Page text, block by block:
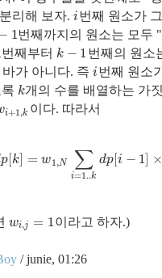
리해 보자. i
i 번째 원소가
1
1
번째까지의 원소는 모두
번째부터 k − 1
k−1
번째의 원소
가 아니다. 즉 i
i 번째 원소
k
k개의 수를 배열하는 가
i+1 ,k
,k 이다. 따라서
p k = w1,N ∑
i=1..k
dp[ i − 1 ×
d p[ ]= w1 N i= 1..kdp[ i−1]× w
wi,j = 1
wi, j=1 이라고 하자.)
/ junie, 01:26